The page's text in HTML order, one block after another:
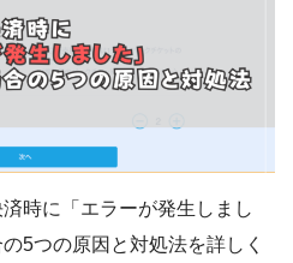
時に「エラーが発生しまし
5つの原因と対処法を詳しく